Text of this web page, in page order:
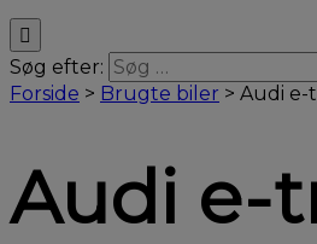
Søg efter:
Forside > Brugte biler > Audi e-
Audi e-